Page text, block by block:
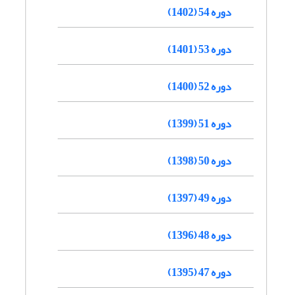
دوره 54 (1402)
دوره 53 (1401)
دوره 52 (1400)
دوره 51 (1399)
دوره 50 (1398)
دوره 49 (1397)
دوره 48 (1396)
دوره 47 (1395)